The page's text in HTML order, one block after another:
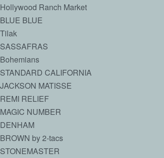
Hollywood Ranch Market
BLUE BLUE
Tilak
SASSAFRAS
Bohemians
STANDARD CALIFORNIA
JACKSON MATISSE
REMI RELIEF
MAGIC NUMBER
DENHAM
BROWN by 2-tacs
STONEMASTER